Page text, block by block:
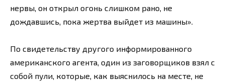
нервы, он открыл огонь слишком рано, не
дождавшись, пока жертва выйдет из машины».
По свидетельству другого информированного
американского агента, один из заговорщиков взял с
собой пули, которые, как выяснилось на месте, не